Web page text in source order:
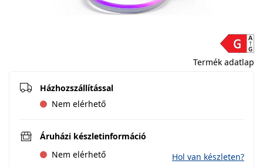
Termék adatlap
Házhozszállítással
Nem elérhető
Áruházi készletinformáció
Nem elérhető
Hol van készleten?